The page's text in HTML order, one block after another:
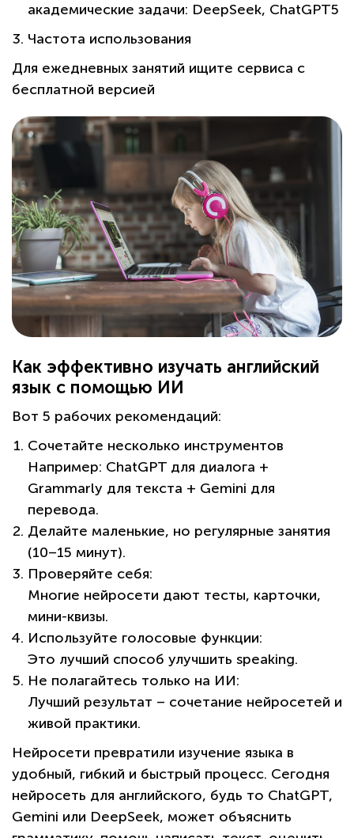
академические задачи: DeepSeek, ChatGPT5
Частота использования
Для ежедневных занятий ищите сервиса с
бесплатной версией
Как эффективно изучать английский
язык с помощью ИИ
Вот 5 рабочих рекомендаций:
Сочетайте несколько инструментов
Например: ChatGPT для диалога +
Grammarly для текста + Gemini для
перевода.
Делайте маленькие, но регулярные занятия
(10–15 минут).
Проверяйте себя:
Многие нейросети дают тесты, карточки,
мини-квизы.
Используйте голосовые функции:
Это лучший способ улучшить speaking.
Не полагайтесь только на ИИ:
Лучший результат – сочетание нейросетей и
живой практики.
Нейросети превратили изучение языка в
удобный, гибкий и быстрый процесс. Сегодня
нейросеть для английского, будь то ChatGPT,
Gemini или DeepSeek, может объяснить